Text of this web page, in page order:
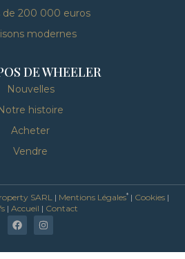
de 200 000 euros
modernes
DE WHEELER
Nouvelles
histoire
Acheter
Vendre
SARL | Mentions Légales* | Cookies |
| Accueil | Contact